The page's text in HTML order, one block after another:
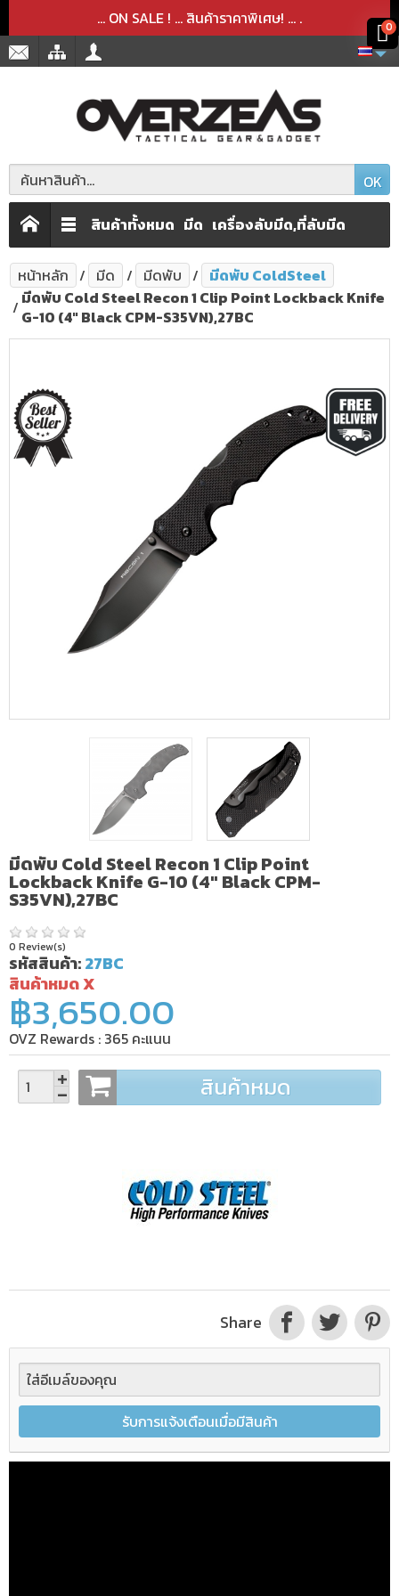
... ON SALE ! ... สินค้าราคาพิเศษ! ... .
OK
สินค้าทั้งหมด มีด เครื่องลับมีด,ที่ลับมีด
หน้าหลัก มีด มีดพับ
มีดพับ ColdSteel
มีดพับ Cold Steel Recon 1 Clip Point Lockback Knife
G-10 (4" Black CPM-S35VN),27BC
มีดพับ Cold Steel Recon 1 Clip Point
Lockback Knife G-10 (4" Black CPM-
S35VN),27BC
0 Review(s)
รหัสสินค้า:27BC
สินค้าหมด X
฿3,650.00
OVZ Rewards : 365 คะแนน
สินค้าหมด
Share
รับการแจ้งเตือนเมื่อมีสินค้า
สินค้าได้เพิ่มลงในตะกร้าเรียบร้อยแล้ว
สินค้าได้ถูกลบออกจากตะกร้าเรียบร้อยแล้ว
0